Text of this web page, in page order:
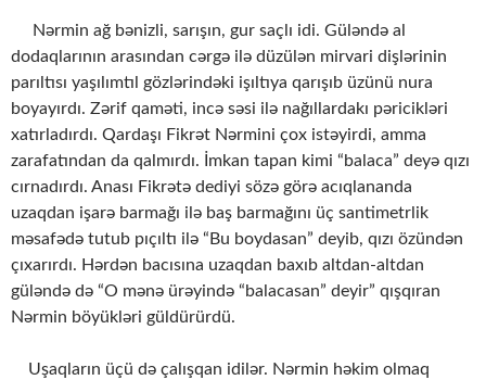
Nərmin ağ bənizli, sarışın, gur saçlı idi. Güləndə al
dodaqlarının arasından cərgə ilə düzülən mirvari dişlərinin
parıltısı yaşılımtıl gözlərindəki işıltıya qarışıb üzünü nura
boyayırdı. Zərif qaməti, incə səsi ilə nağıllardakı pəricikləri
xatırladırdı. Qardaşı Fikrət Nərmini çox istəyirdi, amma
zarafatından da qalmırdı. İmkan tapan kimi “balaca” deyə qızı
cırnadırdı. Anası Fikrətə dediyi sözə görə acıqlananda
uzaqdan işarə barmağı ilə baş barmağını üç santimetrlik
məsafədə tutub pıçıltı ilə “Bu boydasan” deyib, qızı özündən
çıxarırdı. Hərdən bacısına uzaqdan baxıb altdan-altdan
güləndə də “O mənə ürəyində “balacasan” deyir” qışqıran
Nərmin böyükləri güldürürdü.
Uşaqların üçü də çalışqan idilər. Nərmin həkim olmaq